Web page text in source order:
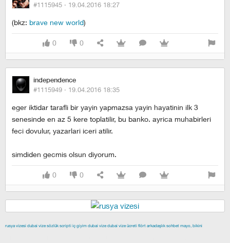
#1115945 · 19.04.2016 18:27
(bkz: brave new world)
0 0
independence
#1115949 · 19.04.2016 18:35
eger iktidar tarafli bir yayin yapmazsa yayin hayatinin ilk 3
senesinde en az 5 kere toplatilir, bu banko. ayrica muhabirleri
feci dovulur, yazarlari iceri atilir.
simdiden gecmis olsun diyorum.
0 0
rusya vizesi dubai vize sözlük scripti iç giyim dubai vize dubai vize ücreti flört arkadaşlık sohbet mayo, bikini